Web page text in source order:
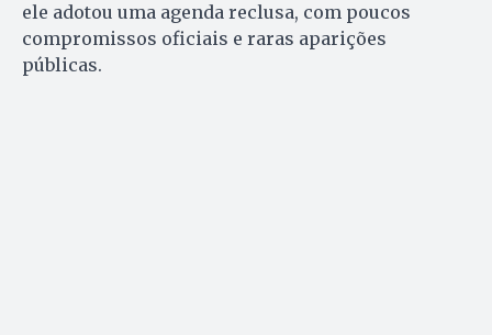
ele adotou uma agenda reclusa, com poucos
compromissos oficiais e raras aparições
públicas.